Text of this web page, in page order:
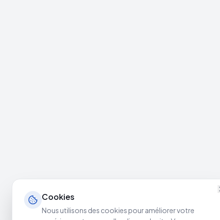
Cookies
Nous utilisons des cookies pour améliorer votre